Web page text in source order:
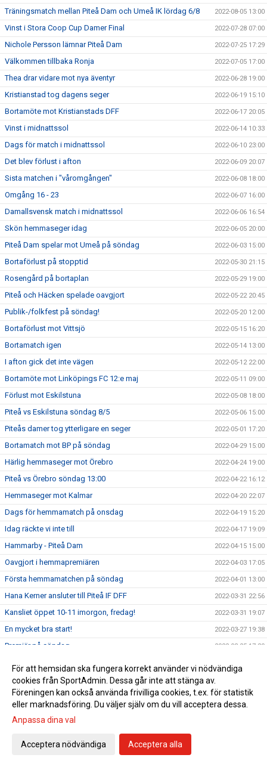
Träningsmatch mellan Piteå Dam och Umeå IK lördag 6/8 2022-08-05 13:00
Vinst i Stora Coop Cup Damer Final 2022-07-28 07:00
Nichole Persson lämnar Piteå Dam 2022-07-25 17:29
Välkommen tillbaka Ronja 2022-07-05 17:00
Thea drar vidare mot nya äventyr 2022-06-28 19:00
Kristianstad tog dagens seger 2022-06-19 15:10
Bortamöte mot Kristianstads DFF 2022-06-17 20:05
Vinst i midnattssol 2022-06-14 10:33
Dags för match i midnattssol 2022-06-10 23:00
Det blev förlust i afton 2022-06-09 20:07
Sista matchen i "våromgången" 2022-06-08 18:00
Omgång 16 - 23 2022-06-07 16:00
Damallsvensk match i midnattssol 2022-06-06 16:54
Skön hemmaseger idag 2022-06-05 20:00
Piteå Dam spelar mot Umeå på söndag 2022-06-03 15:00
Bortaförlust på stopptid 2022-05-30 21:15
Rosengård på bortaplan 2022-05-29 19:00
Piteå och Häcken spelade oavgjort 2022-05-22 20:45
Publik-/folkfest på söndag! 2022-05-20 12:00
Bortaförlust mot Vittsjö 2022-05-15 16:20
Bortamatch igen 2022-05-14 13:00
I afton gick det inte vägen 2022-05-12 22:00
Bortamöte mot Linköpings FC 12:e maj 2022-05-11 09:00
Förlust mot Eskilstuna 2022-05-08 18:00
Piteå vs Eskilstuna söndag 8/5 2022-05-06 15:00
Piteås damer tog ytterligare en seger 2022-05-01 17:20
Bortamatch mot BP på söndag 2022-04-29 15:00
Härlig hemmaseger mot Örebro 2022-04-24 19:00
Piteå vs Örebro söndag 13:00 2022-04-22 16:12
Hemmaseger mot Kalmar 2022-04-20 22:07
Dags för hemmamatch på onsdag 2022-04-19 15:20
Idag räckte vi inte till 2022-04-17 19:09
Hammarby - Piteå Dam 2022-04-15 15:00
Oavgjort i hemmapremiären 2022-04-03 17:05
Första hemmamatchen på söndag 2022-04-01 13:00
Hana Kerner ansluter till Piteå IF DFF 2022-03-31 22:56
Kansliet öppet 10-11 imorgon, fredag! 2022-03-31 19:07
En mycket bra start! 2022-03-27 19:38
Premiär på söndag 2022-03-25 17:30
Se alla matcher från Obos Damallsvenskan 2022
Upptaktsträff Obos Damallsvenskan 2022-03-23 08:00
Match 3 i Svenska Cupens gruppspel på LF
För att hemsidan ska fungera korrekt använder vi nödvändiga
cookies från SportAdmin. Dessa går inte att stänga av.
Föreningen kan också använda frivilliga cookies, t.ex. för statistik
eller marknadsföring. Du väljer själv om du vill acceptera dessa.
Anpassa dina val
Acceptera nödvändiga Acceptera alla